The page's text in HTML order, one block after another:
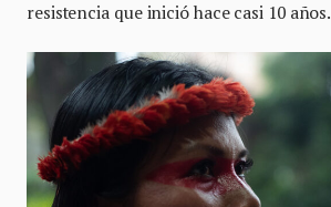
resistencia que inició hace casi 10 años.